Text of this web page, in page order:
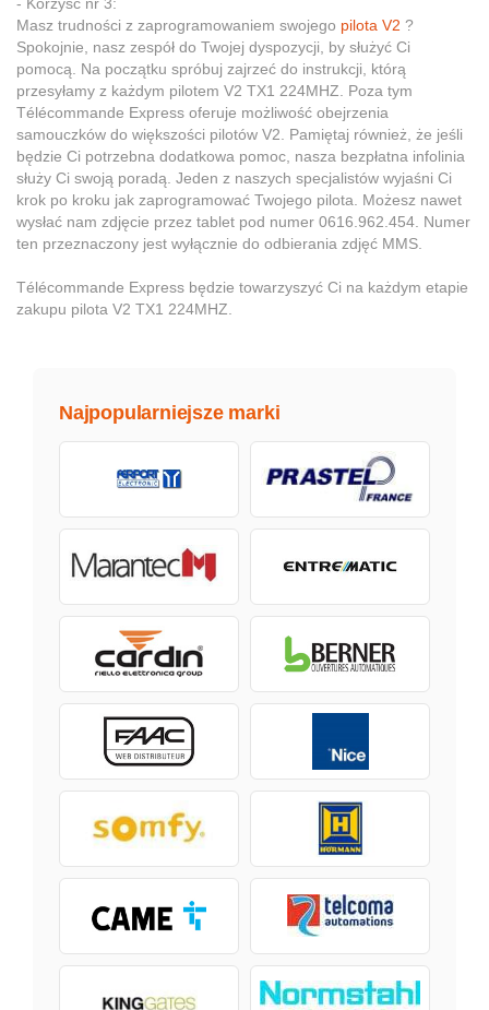
Masz trudności z zaprogramowaniem swojego pilota V2 ?
Spokojnie, nasz zespół do Twojej dyspozycji, by służyć Ci
pomocą. Na początku spróbuj zajrzeć do instrukcji, którą
przesyłamy z każdym pilotem V2 TX1 224MHZ. Poza tym
Télécommande Express oferuje możliwość obejrzenia
samouczków do większości pilotów V2. Pamiętaj również, że jeśli
będzie Ci potrzebna dodatkowa pomoc, nasza bezpłatna infolinia
służy Ci swoją poradą. Jeden z naszych specjalistów wyjaśni Ci
krok po kroku jak zaprogramować Twojego pilota. Możesz nawet
wysłać nam zdjęcie przez tablet pod numer 0616.962.454. Numer
ten przeznaczony jest wyłącznie do odbierania zdjęć MMS.
Télécommande Express będzie towarzyszyć Ci na każdym etapie
zakupu pilota V2 TX1 224MHZ.
Najpopularniejsze marki